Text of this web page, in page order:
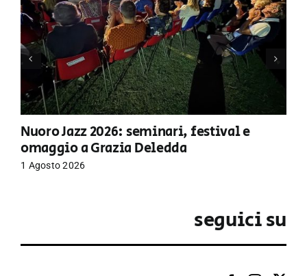
Nuoro Jazz 2026: seminari, festival e
omaggio a Grazia Deledda
1 Agosto 2026
seguici su